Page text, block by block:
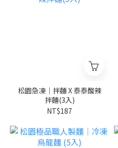
松園急凍｜拌麵 X 泰泰酸辣
拌麵(3入)
NT$187